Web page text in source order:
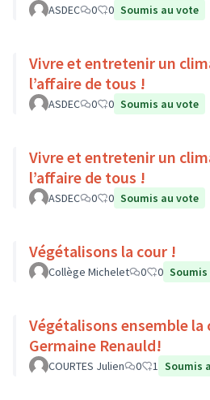
ASDEC 0 0 Soumis au vote
Vivre et entretenir un
l’affaire de tous !
ASDEC 0 0 Soumis au vote
Vivre et entretenir un
l’affaire de tous !
ASDEC 0 0 Soumis au vote
Végétalisons la cour !
Collège Michelet 0 0
Végétalisons ensemble la
Germaine Renauld!
COURTES Julien 0 1 Soumis